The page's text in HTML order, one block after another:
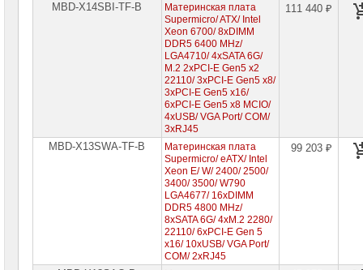
MBD-X14SBI-TF-B
Материнская плата
Supermicro/ ATX/ Intel
Xeon 6700/ 8xDIMM
DDR5 6400 MHz/
LGA4710/ 4xSATA 6G/
M.2 2xPCI-E Gen5 x2
22110/ 3xPCI-E Gen5 x8/
3xPCI-E Gen5 x16/
6xPCI-E Gen5 x8 MCIO/
4xUSB/ VGA Port/ COM/
3xRJ45
111 440 ₽
MBD-X13SWA-TF-B
Материнская плата
Supermicro/ eATX/ Intel
Xeon E/ W/ 2400/ 2500/
3400/ 3500/ W790
LGA4677/ 16xDIMM
DDR5 4800 MHz/
8xSATA 6G/ 4xM.2 2280/
22110/ 6xPCI-E Gen 5
x16/ 10xUSB/ VGA Port/
COM/ 2xRJ45
99 203 ₽